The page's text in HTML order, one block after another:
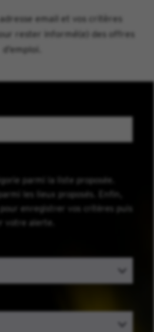
email et vos critères
rester informé(e) des offres
d’emploi.
parmi la liste proposée.
les lieux proposés. Enfin,
enregistrer vos critères puis
votre alerte.